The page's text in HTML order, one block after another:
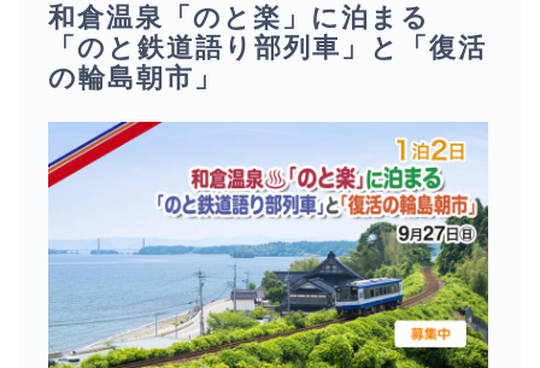
和倉温泉「のと楽」に泊まる
「のと鉄道語り部列車」と「復活
の輪島朝市」